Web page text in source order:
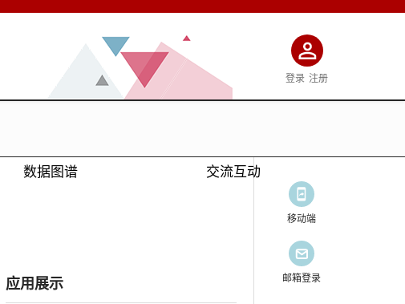
登录 注册
数据图谱 交流互动
应用展示
移动端
邮箱登录